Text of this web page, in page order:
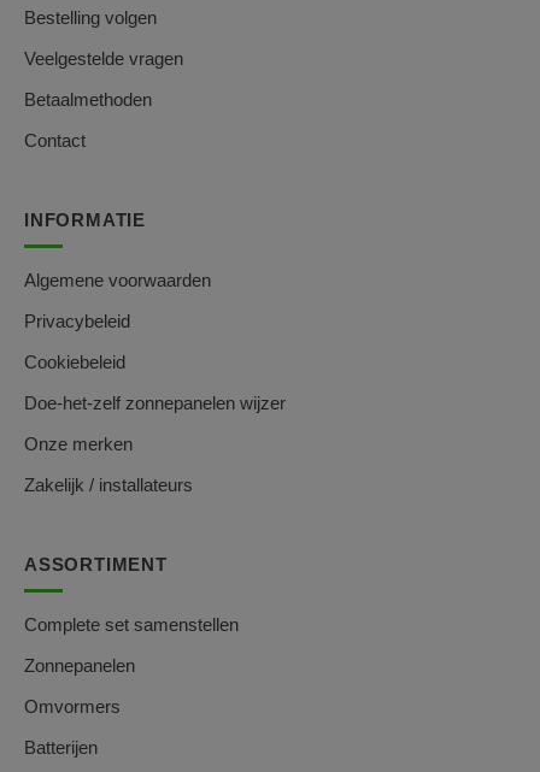
Bestelling volgen
Veelgestelde vragen
Betaalmethoden
Contact
INFORMATIE
Algemene voorwaarden
Privacybeleid
Cookiebeleid
Doe-het-zelf zonnepanelen wijzer
Onze merken
Zakelijk / installateurs
ASSORTIMENT
Complete set samenstellen
Zonnepanelen
Omvormers
Batterijen